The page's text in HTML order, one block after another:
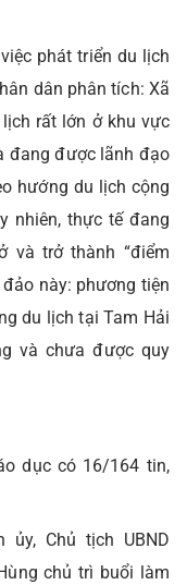
phát triển du lịch
dân phân tích: Xã
rất lớn ở khu vực
đang được lãnh đạo
hướng du lịch cộng
nhiên, thực tế đang
và trở thành “điểm
này: phương tiện
du lịch tại Tam Hải
và chưa được quy
dục có 16/164 tin,
ủy, Chủ tịch UBND
chủ trì buổi làm